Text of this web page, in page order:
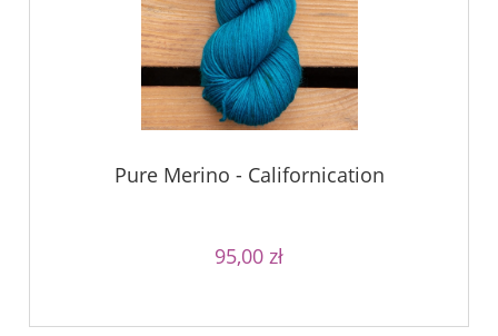
Pure Merino - Californication
95,00 zł